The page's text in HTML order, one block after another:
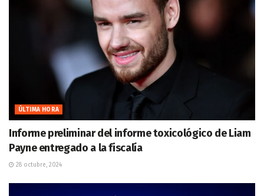
ÚLTIMA HORA
Informe preliminar del informe toxicológico de Liam
Payne entregado a la fiscalía
28 octubre, 2024